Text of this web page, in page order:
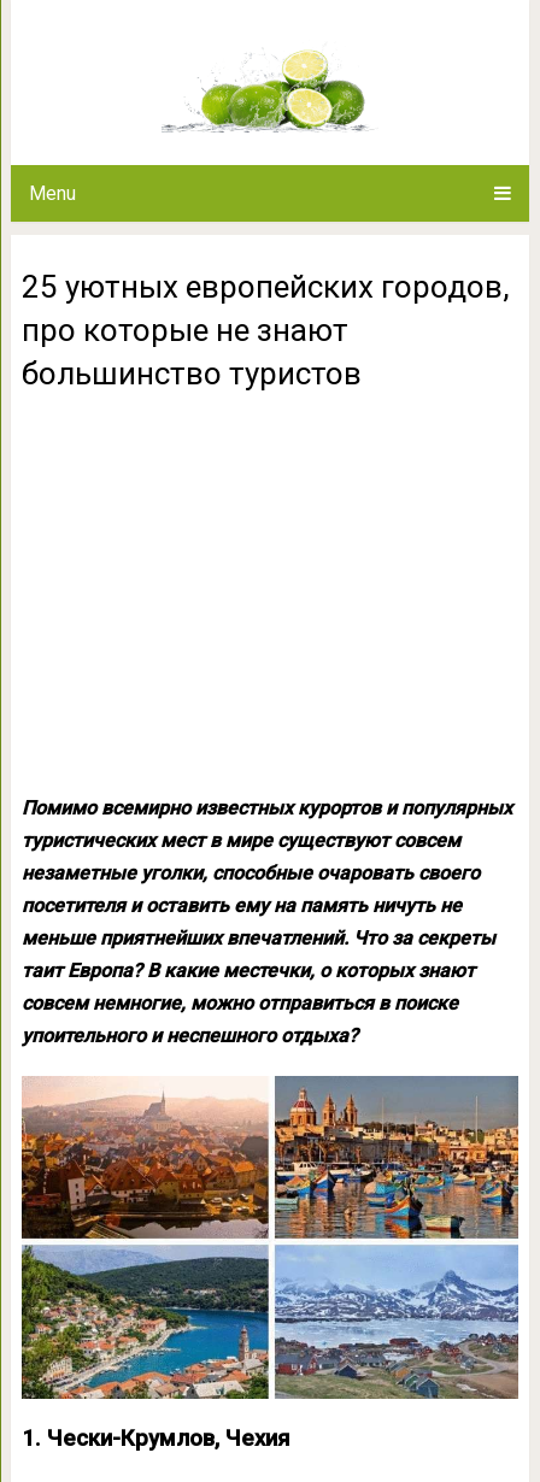
Menu
25 уютных европейских городов,
про которые не знают
большинство туристов
Помимо всемирно известных курортов и популярных
туристических мест в мире существуют совсем
незаметные уголки, способные очаровать своего
посетителя и оставить ему на память ничуть не
меньше приятнейших впечатлений. Что за секреты
таит Европа? В какие местечки, о которых знают
совсем немногие, можно отправиться в поиске
упоительного и неспешного отдыха?
1. Чески-Крумлов, Чехия